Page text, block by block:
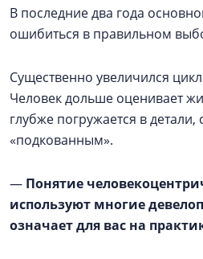
В последние два года
ошибиться в правильном
Существенно увеличился
Человек дольше оценивает
глубже погружается в детали,
«подкованным».
— Понятие
используют многие
означает для вас на